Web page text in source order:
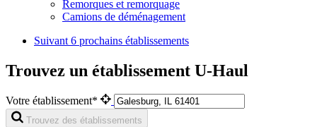
Remorques et remorquage
Camions de déménagement
Suivant 6 prochains établissements
Trouvez un établissement U-Haul
Votre établissement*
Trouvez des établissements